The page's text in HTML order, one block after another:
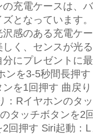
の充電ケースは、
となっています
感のある充電ケ
く、センスが光
にプレゼントに
ンを3-5秒間長押
ンを1回押す 曲戻
：Rイヤホンのタ
タッチボタンを2
2回押す Siri起動：